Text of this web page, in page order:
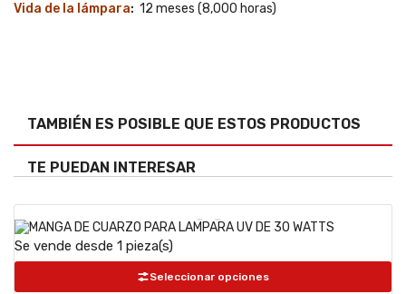
Vida de la lámpara: 12 meses (8,000 horas)
TAMBIÉN ES POSIBLE QUE ESTOS PRODUCTOS
TE PUEDAN INTERESAR
Se vende desde 1 pieza(s)
Seleccionar opciones